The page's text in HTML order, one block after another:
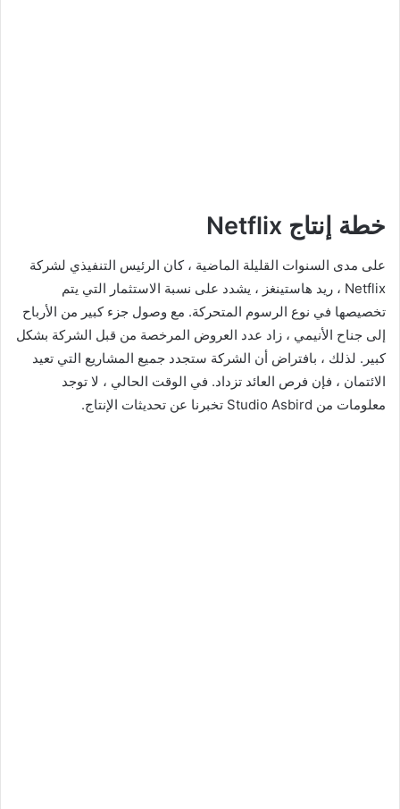
خطة إنتاج Netflix
على مدى السنوات القليلة الماضية ، كان الرئيس التنفيذي لشركة
Netflix ، ريد هاستينغز ، يشدد على نسبة الاستثمار التي يتم
تخصيصها في نوع الرسوم المتحركة. مع وصول جزء كبير من الأرباح
إلى جناح الأنيمي ، زاد عدد العروض المرخصة من قبل الشركة بشكل
كبير. لذلك ، بافتراض أن الشركة ستجدد جميع المشاريع التي تعيد
الائتمان ، فإن فرص العائد تزداد. في الوقت الحالي ، لا توجد
معلومات من Studio Asbird تخبرنا عن تحديثات الإنتاج.